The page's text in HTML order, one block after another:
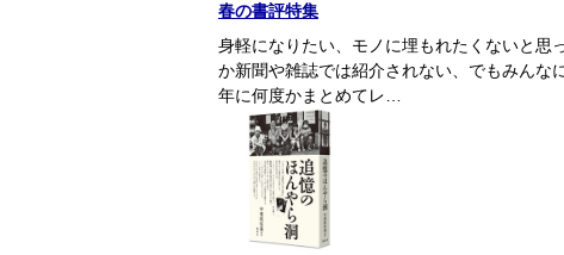
春の書評特集
身軽になりたい、モノに埋もれたくないと思
か新聞や雑誌では紹介されない、でもみんな
年に何度かまとめてレ…